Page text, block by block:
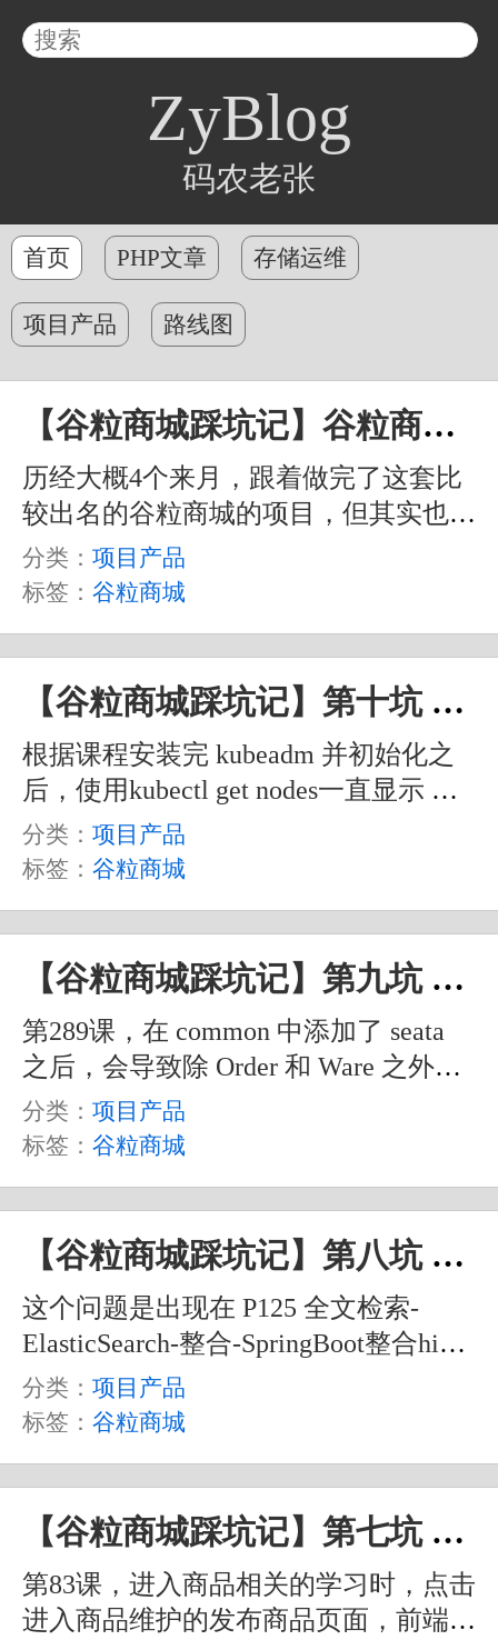
ZyBlog
码农老张
首页 PHP文章 存储运维
项目产品 路线图
【谷粒商城踩坑记】谷粒商城学习总结
历经大概4个来月，跟着做完了这套比
较出名的谷粒商城的项目，但其实也不
算是完全的做完。之前遇到的一些坑也
都在之前的文章中写过了，不过其实还
赖，最简单直接方法其实就是用我的
pom 文件。另外，maven也用我这里提
供的，都在下面的 Gitee 的链接里，代
码、数据库、一些工具都放在里面了，
大家可以参考下载。
分类： 项目产品
标签： 谷粒商城
【谷粒商城踩坑记】第十坑 K8S一直not ready问题
根据课程安装完 kubeadm 并初始化之
后，使用kubectl get nodes一直显示 Not
Ready ，于是根据弹幕，使用这个命令
查看报错。
分类： 项目产品
标签： 谷粒商城
【谷粒商城踩坑记】第九坑 seata报错问题处理
第289课，在 common 中添加了 seata
之后，会导致除 Order 和 Ware 之外的
其它服务无法启动。报错内容如下：
分类： 项目产品
标签： 谷粒商城
【谷粒商城踩坑记】第八坑 创建不了 Bean 问题解决
这个问题是出现在 P125 全文检索-
ElasticSearch-整合-SpringBoot整合high-
level-client 中的。在编写完测试代码并
执行时，报出这样一个错误。
分类： 项目产品
标签： 谷粒商城
【谷粒商城踩坑记】第七坑 前端pubsub处理
第83课，进入商品相关的学习时，点击
进入商品维护的发布商品页面，前端会